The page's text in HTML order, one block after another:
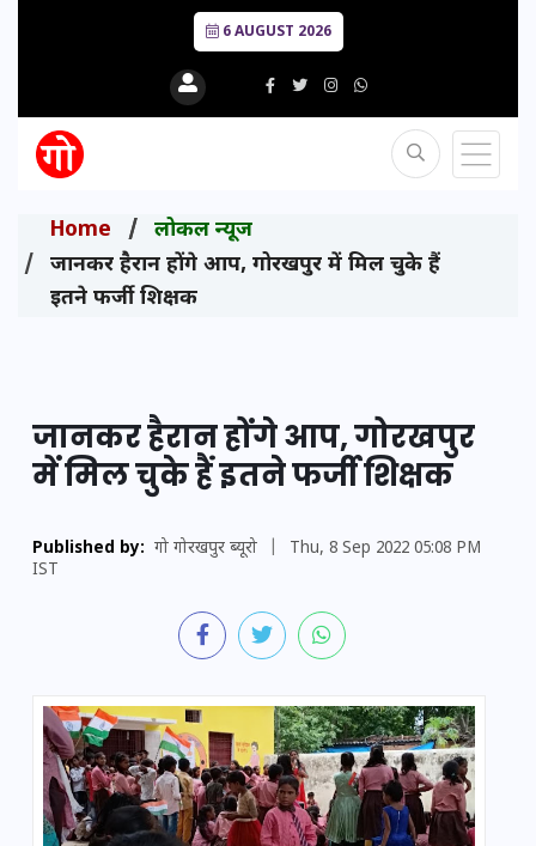
6 AUGUST 2026
Home
लोकल न्यूज
जानकर हैरान होंगे आप, गोरखपुर में मिल चुके हैं
इतने फर्जी शिक्षक
जानकर हैरान होंगे आप, गोरखपुर
में मिल चुके हैं इतने फर्जी शिक्षक
Published by: गो गोरखपुर ब्यूरो
Thu, 8 Sep 2022 05:08 PM
IST